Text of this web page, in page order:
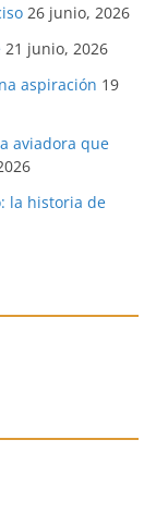
26 junio, 2026
21 junio, 2026
aspiración 19
aviadora que
la historia de